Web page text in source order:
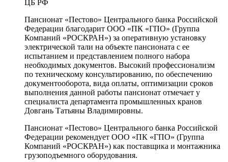
ЦБ РФ
Пансионат «Пестово» Центрального банка Российской
Федерации благодарит ООО «ПК «ГПО» (Группа
Компаний «РОСКРАН») за оперативную установку
электрической тали на объекте пансионата с ее
испытанием и представлением полного набора
необходимых документов. Высокий профессионализм
по техническому консультированию, по обеспечению
документооборота, вида оплаты, оптимизации сроков
выполнения данной работы пансионат отмечает у
специалиста департамента промышленных кранов
Довгань Татьяны Владимировны.
Пансионат «Пестово» Центрального банка Российской
Федерации рекомендует ООО «ПК «ГПО» (Группа
Компаний «РОСКРАН») как поставщика и монтажника
грузоподъемного оборудования.